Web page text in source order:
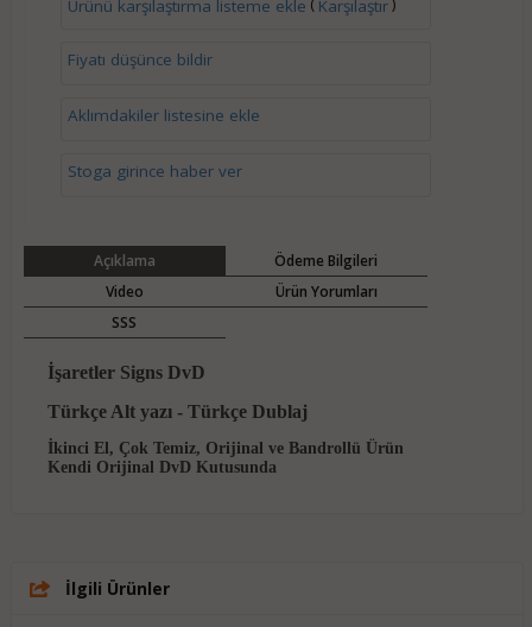
Ürünü karşılaştırma listeme ekle Karşılaştır
Fiyatı düşünce bildir
Aklımdakiler listesine ekle
Stoga girince haber ver
Açıklama
Ödeme Bilgileri
Video
Ürün Yorumları
SSS
İşaretler Signs DvD
Türkçe Alt yazı - Türkçe Dublaj
İkinci El, Çok Temiz, Orijinal ve Bandrollü Ürün
Kendi Orijinal DvD Kutusunda
İlgili Ürünler